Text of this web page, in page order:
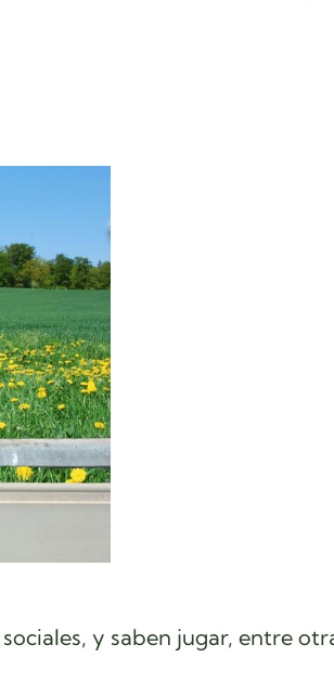
y saben jugar, entre